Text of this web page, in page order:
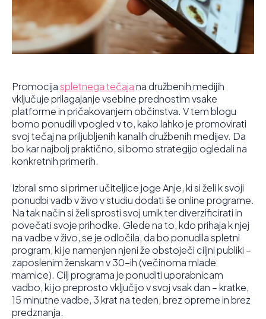
Promocijaspletnega tečajana družbenih medijih
vključuje prilagajanje vsebine prednostim vsake
platforme in pričakovanjem občinstva. V tem blogu
bomo ponudili vpogled v to, kako lahko je promovirati
svoj tečaj na priljubljenih kanalih družbenih medijev. Da
bo kar najbolj praktično, si bomo strategijo ogledali na
konkretnih primerih.
Izbrali smo si primer učiteljice joge Anje, ki si želi k svoji
ponudbi vadb v živo v studiu dodati še online programe.
Na tak način si želi sprosti svoj urnik ter diverzificirati in
povečati svoje prihodke. Glede na to, kdo prihaja k njej
na vadbe v živo, se je odločila, da bo ponudila spletni
program, ki je namenjen njeni že obstoječi ciljni publiki –
zaposlenim ženskam v 30-ih (večinoma mlade
mamice). Cilj programa je ponuditi uporabnicam
vadbo, ki jo preprosto vključijo v svoj vsak dan – kratke,
15 minutne vadbe, 3 krat na teden, brez opreme in brez
predznanja.